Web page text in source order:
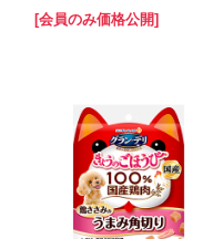
[会員のみ価格公開]